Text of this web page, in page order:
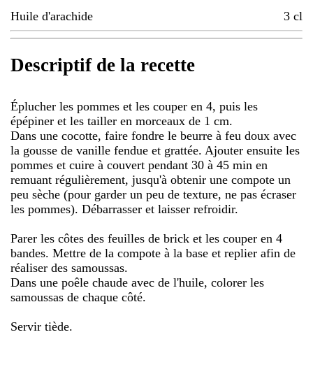
Huile d'arachide 3 cl
Descriptif de la recette
Éplucher les pommes et les couper en 4, puis les
épépiner et les tailler en morceaux de 1 cm.
Dans une cocotte, faire fondre le beurre à feu doux avec
la gousse de vanille fendue et grattée. Ajouter ensuite les
pommes et cuire à couvert pendant 30 à 45 min en
remuant régulièrement, jusqu'à obtenir une compote un
peu sèche (pour garder un peu de texture, ne pas écraser
les pommes). Débarrasser et laisser refroidir.
Parer les côtes des feuilles de brick et les couper en 4
bandes. Mettre de la compote à la base et replier afin de
réaliser des samoussas.
Dans une poêle chaude avec de l'huile, colorer les
samoussas de chaque côté.
Servir tiède.